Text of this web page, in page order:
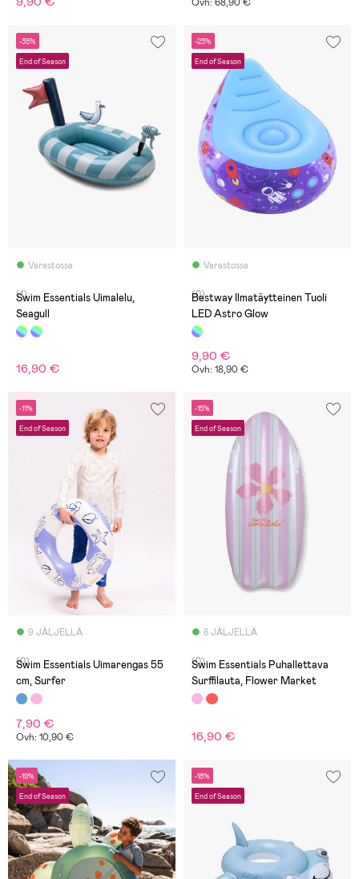
-35%
End of Season
Varastossa
(1)
Swim Essentials Uimalelu,
Seagull
16,90 €
-23%
End of Season
Varastossa
(0)
Bestway Ilmatäytteinen Tuoli
LED Astro Glow
9,90 €
Ovh: 18,90 €
-11%
End of Season
9 JÄLJELLÄ
(0)
Swim Essentials Uimarengas 55
cm, Surfer
7,90 €
Ovh: 10,90 €
-15%
End of Season
8 JÄLJELLÄ
(0)
Swim Essentials Puhallettava
Surffilauta, Flower Market
16,90 €
-19%
End of Season
-18%
End of Season